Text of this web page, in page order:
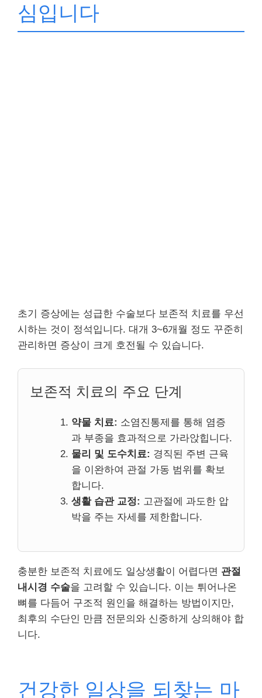
심입니다
초기 증상에는 성급한 수술보다 보존적 치료를 우선
시하는 것이 정석입니다. 대개 3~6개월 정도 꾸준히
관리하면 증상이 크게 호전될 수 있습니다.
보존적 치료의 주요 단계
약물 치료: 소염진통제를 통해 염증
과 부종을 효과적으로 가라앉힙니다.
물리 및 도수치료: 경직된 주변 근육
을 이완하여 관절 가동 범위를 확보
합니다.
생활 습관 교정: 고관절에 과도한 압
박을 주는 자세를 제한합니다.
충분한 보존적 치료에도 일상생활이 어렵다면 관절
내시경 수술을 고려할 수 있습니다. 이는 튀어나온
뼈를 다듬어 구조적 원인을 해결하는 방법이지만,
최후의 수단인 만큼 전문의와 신중하게 상의해야 합
니다.
건강한 일상을 되찾는 마